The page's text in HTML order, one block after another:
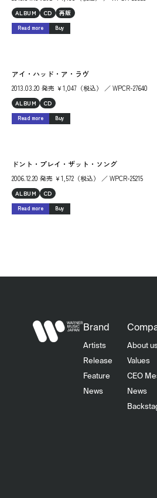
ALBUM CD 再販
Read more Buy
アイ・ハッド・ア・ラヴ
2013.03.20 発売 ￥1,047（税込） ／ WPCR-27640
ALBUM CD
Read more Buy
ドント・プレイ・ザット・ソング
2006.12.20 発売 ￥1,572（税込） ／ WPCR-25215
ALBUM CD
Read more Buy
Brand
Artists
Release
Feature
News
About
Values
CEO
News